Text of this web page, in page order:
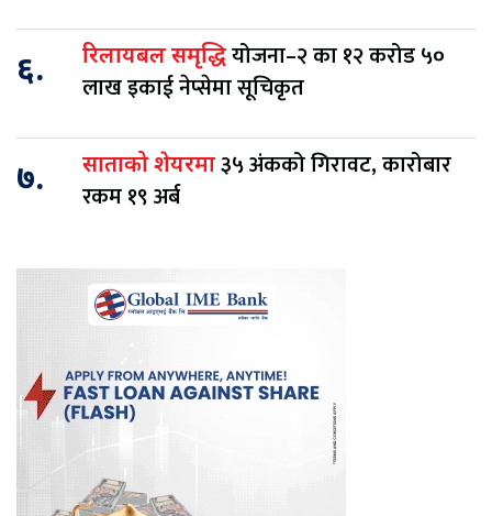
६. रिलायबल समृद्धियोजना–२ का १२ करोड ५०
लाख इकाई नेप्सेमा सूचिकृत
७. साताको शेयरमा३५ अंकको गिरावट, कारोबार
रकम १९ अर्ब